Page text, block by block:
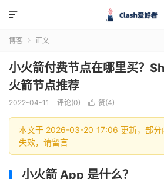

博客  正文
小火箭付费节点在哪里买？
火箭节点推荐
2022-04-11 评论(0)  赞(4)
本文于 2026-03-20 17:06 更新，部分
失效，请留言
小火箭 App 是什么？